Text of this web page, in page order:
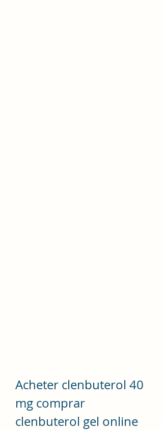
Acheter clenbuterol 40
mg comprar
clenbuterol gel online